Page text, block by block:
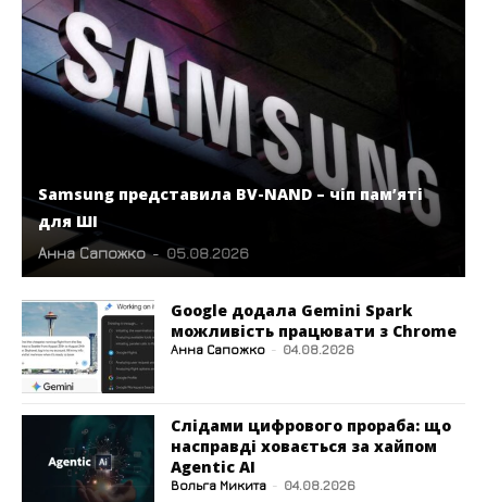
Samsung представила BV-NAND – чіп пам’яті
для ШІ
Анна Сапожко - 05.08.2026
Google додала Gemini Spark
можливість працювати з Chrome
Анна Сапожко - 04.08.2026
Слідами цифрового прораба: що
насправді ховається за хайпом
Agentic AI
Вольга Микита - 04.08.2026